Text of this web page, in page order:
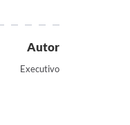
Autor
Executivo